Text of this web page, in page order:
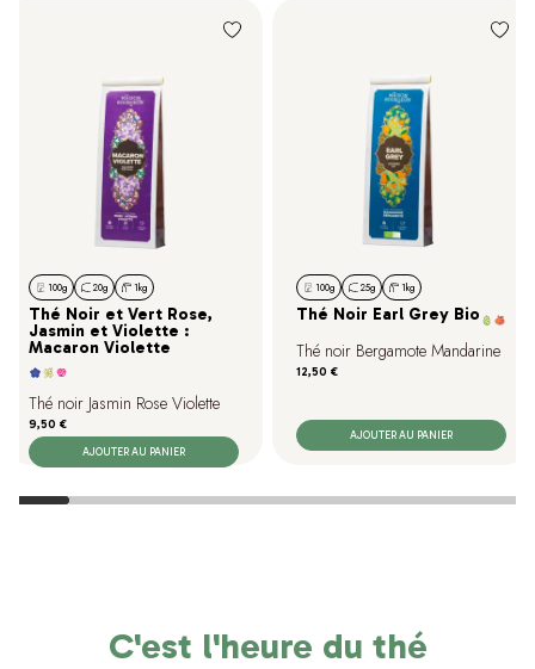
100g 20g 1kg
Thé Noir et Vert Rose,
Jasmin et Violette :
Macaron Violette
Thé noir Jasmin Rose Violette
Prix
9,50 €
AJOUTER AU PANIER
100g 25g 1kg
Thé Noir Earl Grey Bio
Thé noir Bergamote Mandarine
Prix
12,50 €
AJOUTER AU PANIER
C'est l'heure du thé